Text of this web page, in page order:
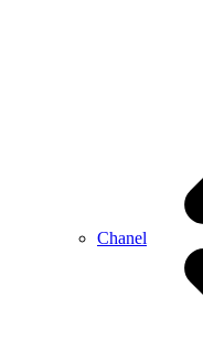
Chanel